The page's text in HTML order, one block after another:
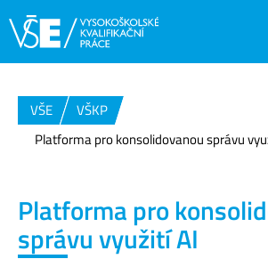
VŠE
VŠKP
Platforma pro konsolidovanou správu
Platforma pro
správu využití AI